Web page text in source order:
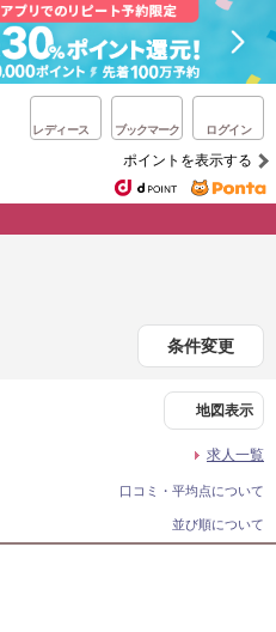
レディース ブックマーク ログイン
ポイントを表示する
条件変更
地図表示
求人一覧
口コミ・平均点について
並び順について